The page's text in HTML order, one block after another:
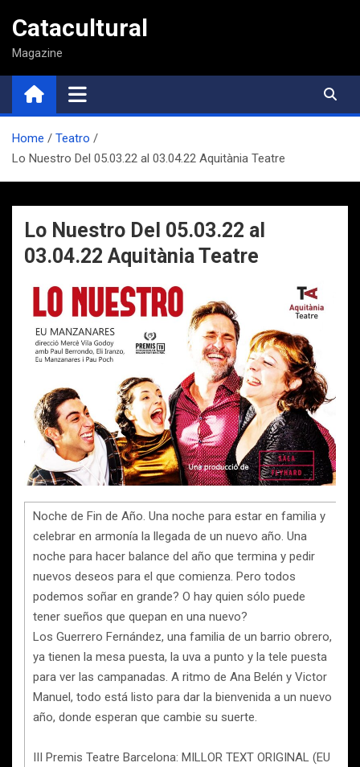
contenido
Catacultural
Magazine
Home
Teatro
Lo Nuestro Del 05.03.22 al 03.04.22 Aquitània Teatre
Lo Nuestro Del 05.03.22 al
03.04.22 Aquitània Teatre
Noche de Fin de Año. Una noche para estar en familia y
celebrar en armonía la llegada de un nuevo año. Una
noche para hacer balance del año que termina y pedir
nuevos deseos para el que comienza. Pero todos
podemos soñar en grande? O hay quien sólo puede
tener sueños que quepan en una nuevo?
Los Guerrero Fernández, una familia de un barrio obrero,
ya tienen la mesa puesta, la uva a punto y la tele puesta
para ver las campanadas. A ritmo de Ana Belén y Victor
Manuel, todo está listo para dar la bienvenida a un nuevo
año, donde esperan que cambie su suerte.
III Premis Teatre Barcelona: MILLOR TEXT ORIGINAL (EU